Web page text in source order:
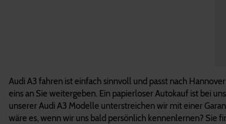
Audi A3 fahren ist einfach sinnvoll und passt nach
eins an Sie weitergeben. Ein papierloser Autokauf ist bei
unserer Audi A3 Modelle unterstreichen wir mit einer
wäre es, wenn wir uns bald persönlich kennenlernen? Sie